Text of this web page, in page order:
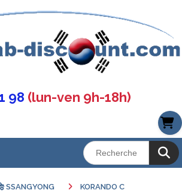
98 (lun-ven 9h-18h)
SSANGYONG
KORANDO C